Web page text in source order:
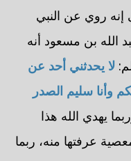
روي عن النبي
الله بن مسعود أنه
لا يحدثني أحد عن
وأنا سليم الصدر
يهدي الله هذا
عرفتها منه، ربما